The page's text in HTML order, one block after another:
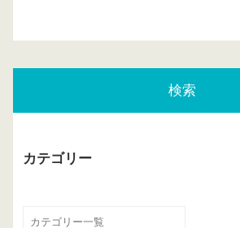
検索
カテゴリー